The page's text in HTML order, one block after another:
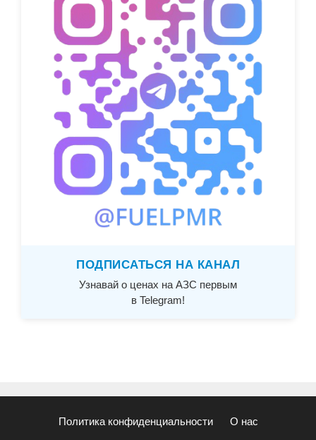
ПОДПИСАТЬСЯ НА КАНАЛ
Узнавай о ценах на АЗС первым
в Telegram!
Политика конфиденциальности О нас